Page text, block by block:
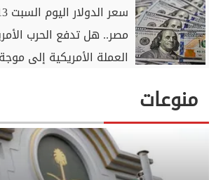
مصر.. هل تدفع الحرب
العملة الأمريكية إلى
منوعات